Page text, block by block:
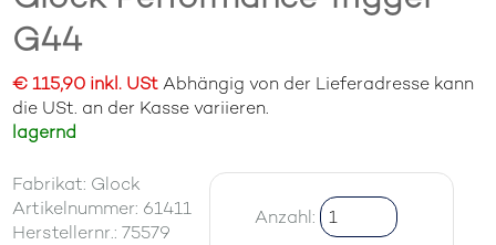
G44
€ 115,90 inkl. UStAbhängig von der Lieferadresse kann
die USt. an der Kasse variieren.
lagernd
Fabrikat: Glock
Artikelnummer: 61411
Herstellernr.: 75579
Anzahl: